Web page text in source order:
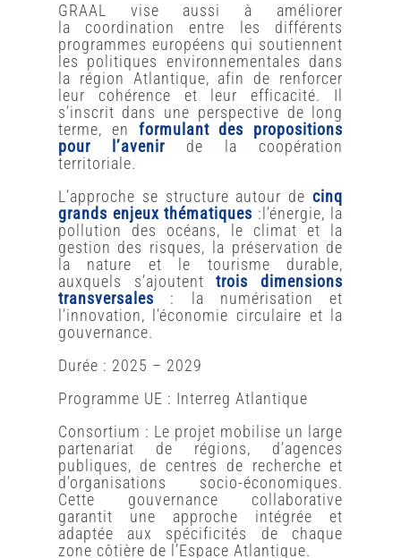
GRAAL vise aussi à améliorer
la coordination entre les différents
programmes européens qui soutiennent
les politiques environnementales dans
la région Atlantique, afin de renforcer
leur cohérence et leur efficacité. Il
s’inscrit dans une perspective de long
terme, en
formulant des propositions
pour l’avenir
de la coopération
territoriale.
L’approche se structure autour de cinq
grands enjeux thématiques : l’énergie,
la
pollution des océans,
le climat et la
gestion des risques,
la préservation de
la nature et le tourisme durable,
auxquels s’ajoutent
trois dimensions
transversales
: la numérisation et
l’innovation, l’économie circulaire et la
gouvernance.
Durée : 2025 – 2029
Programme UE : Interreg Atlantique
Consortium : Le projet mobilise un large
partenariat de régions, d’agences
publiques, de centres de recherche et
d’organisations socio-économiques.
Cette gouvernance collaborative
garantit une approche intégrée et
adaptée aux spécificités de chaque
zone côtière de l’Espace Atlantique.